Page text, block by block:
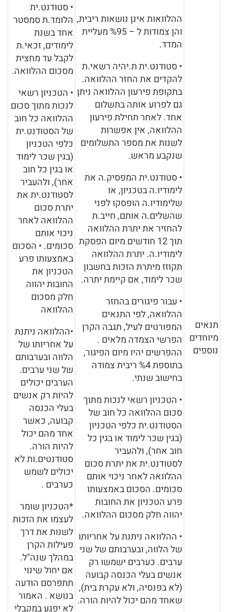
תנאים
מיוחדים
נוספים
ההלוואות אינן נושאות ריבית,
והן צמודות ל – %95 מעליית
המדד.
• סטודנט.ית ת.יהיה רשאי.ת
להקדים את החזר ההלוואה.
בתקופת פירעון ההלוואה ניתן
גם לפרוע אותה בתשלום
אחד. לאחר תחילת פירעון
ההלוואה, אין אפשרות
לשנות את מספר התשלומים
שנקבע מראש.
• סטודנט.ית המפסיק.ה את
לימודיו.ה בטכניון, או
שלימודיו.ה הופסקו לפני
שהשלים.ה אותם, חייב.ת
להחזיר את יתרת ההלוואה
תוך 12 חודשים מיום הפסקת
לימודיו.ה. יתרת ההלוואה
תקוזז מיתרת הזכות בחשבון
שכר לימוד, אם קיימת יתרה.
• עבור פיגורים בהחזר
ההלוואה, לפי התנאים
המפורטים לעיל, תגבה הקרן
הפרשי הצמדה מלאים .
ההפרשים יהיו מיום הפיגור,
בתוספת %4 ריבית צמודה
בחישוב שנתי.
• הטכניון רשאי לנכות מתוך
סכום ההלוואה כל חוב של
הסטודנט.ית כלפי הטכניון
(בגין שכר לימוד או בגין כל
חוב אחר), ולהעביר
לסטודנט.ית את יתרת סכום
ההלוואה לאחר ניכוי אותם
סכומים. הסכום באמצעותו
פרע הטכניון את החובות
יהווה חלק מסכום ההלוואה.
• ההלוואה ניתנת על אחריותו
של הלווה, ובערבותם של שני
ערבים. כערבים ישמשו רק
אנשים בעלי הכנסה קבועה
(לא בפנסיה, ולא עקרת בית),
שאחד מהם יכול להיות הורה.
• סטודנט.ית
הלומד.ת סמסטר
אחד בשנת
לימודים, זכאי.ת
לקבל עד מחצית
מסכום ההלוואה.
• הטכניון רשאי
לנכות מתוך סכום
ההלוואה כל חוב
של הסטודנט.ית
כלפי הטכניון
(בגין שכר לימוד
או בגין כל חוב
אחר), ולהעביר
לסטודנט.ית את
יתרת סכום
ההלוואה לאחר
ניכוי אותם
סכומים. • הסכום
באמצעותו פרע
הטכניון את
החובות יהווה
חלק מסכום
ההלוואה
•ההלוואה ניתנת
על אחריותו של
הלווה ובערבותם
של שני ערבים.
הערבים יכולים
להיות רק אנשים
בעלי הכנסה
קבועה, כאשר
אחד מהם יכול
להיות הורה.
סטודנטים.ות לא
יכולים לשמש
כערבים .
*הטכניון שומר
לעצמו את הזכות
לשנות את דרך
פעילות הקרן
במהלך שנה"ל.
אם יחול שינוי
תתפרסם הודעה
בנושא . האמור
לא יפגע במקבלי